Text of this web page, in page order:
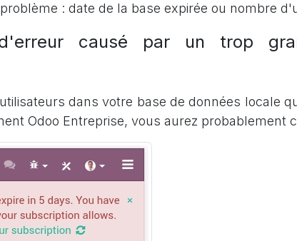
: date de la base expirée ou nombre
causé par un trop
dans votre base de données locale
Odoo Entreprise, vous aurez probablement